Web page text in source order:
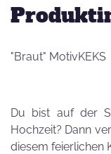
"Braut" MotivKEKS
Du bist auf der
Hochzeit? Dann
diesem feierlichen